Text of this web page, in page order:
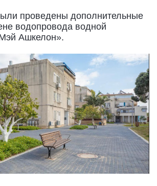
проведены дополнительные
водопровода водной
Ашкелон».